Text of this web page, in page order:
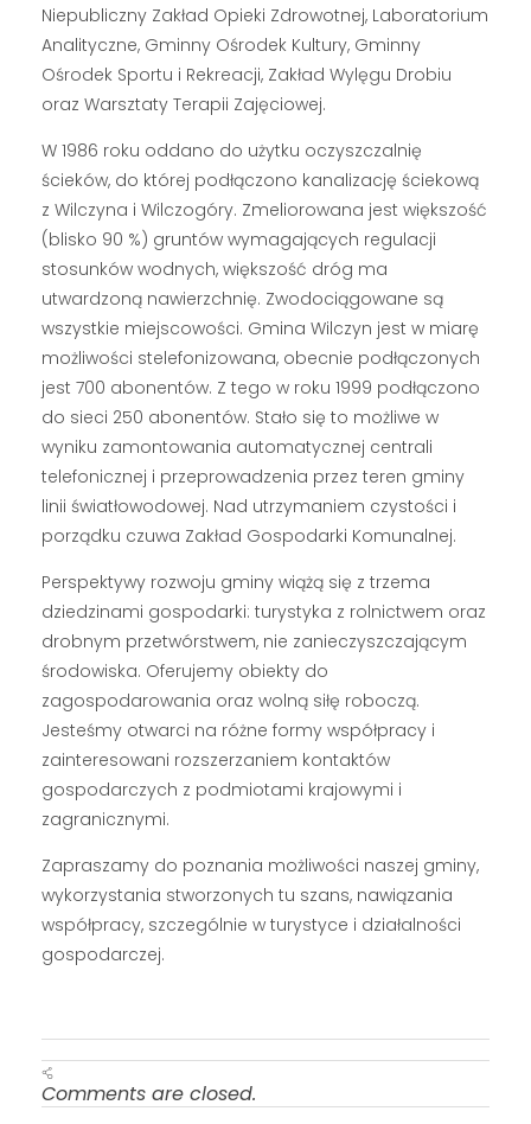
Niepubliczny Zakład Opieki Zdrowotnej, Laboratorium
Analityczne, Gminny Ośrodek Kultury, Gminny
Ośrodek Sportu i Rekreacji, Zakład Wylęgu Drobiu
oraz Warsztaty Terapii Zajęciowej.
W 1986 roku oddano do użytku oczyszczalnię
ścieków, do której podłączono kanalizację ściekową
z Wilczyna i Wilczogóry. Zmeliorowana jest większość
(blisko 90 %) gruntów wymagających regulacji
stosunków wodnych, większość dróg ma
utwardzoną nawierzchnię. Zwodociągowane są
wszystkie miejscowości. Gmina Wilczyn jest w miarę
możliwości stelefonizowana, obecnie podłączonych
jest 700 abonentów. Z tego w roku 1999 podłączono
do sieci 250 abonentów. Stało się to możliwe w
wyniku zamontowania automatycznej centrali
telefonicznej i przeprowadzenia przez teren gminy
linii światłowodowej. Nad utrzymaniem czystości i
porządku czuwa Zakład Gospodarki Komunalnej.
Perspektywy rozwoju gminy wiążą się z trzema
dziedzinami gospodarki: turystyka z rolnictwem oraz
drobnym przetwórstwem, nie zanieczyszczającym
środowiska. Oferujemy obiekty do
zagospodarowania oraz wolną siłę roboczą.
Jesteśmy otwarci na różne formy współpracy i
zainteresowani rozszerzaniem kontaktów
gospodarczych z podmiotami krajowymi i
zagranicznymi.
Zapraszamy do poznania możliwości naszej gminy,
wykorzystania stworzonych tu szans, nawiązania
współpracy, szczególnie w turystyce i działalności
gospodarczej.
Comments are closed.